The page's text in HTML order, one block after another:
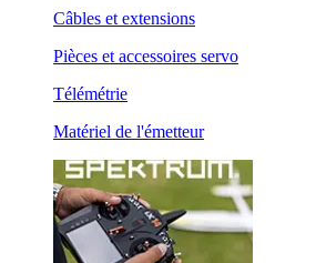
Câbles et extensions
Pièces et accessoires servo
Télémétrie
Matériel de l'émetteur